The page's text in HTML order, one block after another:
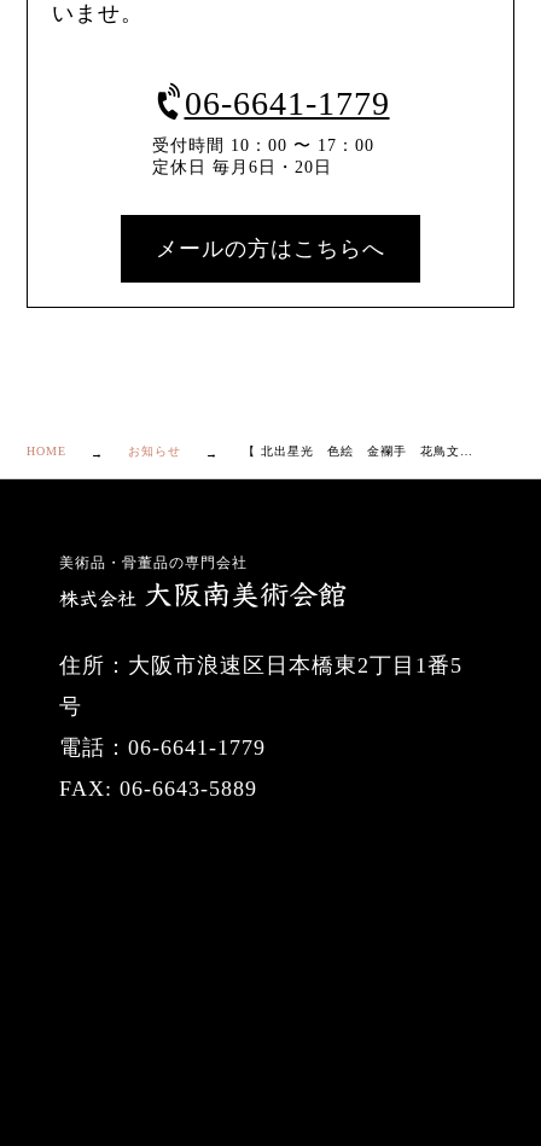
いませ。
06-6641-1779
受付時間 10：00 〜 17：00
定休日 毎月6日・20日
メールの方はこちらへ
HOME お知らせ
美術品・骨董品の専門会社
住所：大阪市浪速区日本橋東2丁目1番5
号
電話：06-6641-1779
FAX: 06-6643-5889